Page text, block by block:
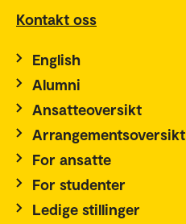
Kontakt oss
English
Alumni
Ansatteoversikt
Arrangementsoversikt
For ansatte
For studenter
Ledige stillinger